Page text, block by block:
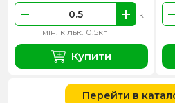
мін. кільк. 0.5кг
кг
Купити
Перейти в